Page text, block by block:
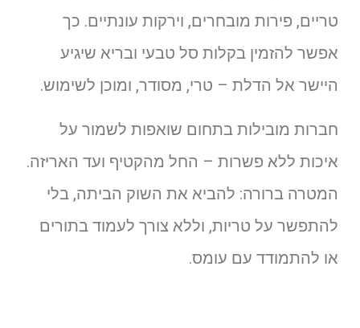
טריים, פירות מובחרים, וירקות עונתיים. כך
אפשר להזמין בקלות סל טבעי ובריא שיגיע
היישר אל הדלת – טרי, מסודר, ומוכן לשימוש.
חברות מובילות בתחום שואפות לשמור על
איכות ללא פשרות – החל מהקטיף ועד האריזה.
המטרה ברורה: להביא את השוק הביתה, בלי
להתפשר על טריות, וללא צורך לעמוד בתורים
או להתמודד עם עומס.